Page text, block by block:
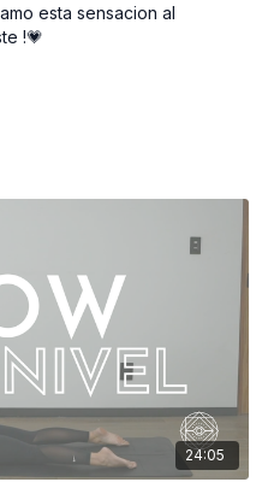
esta sensacion al
!💗
24:05